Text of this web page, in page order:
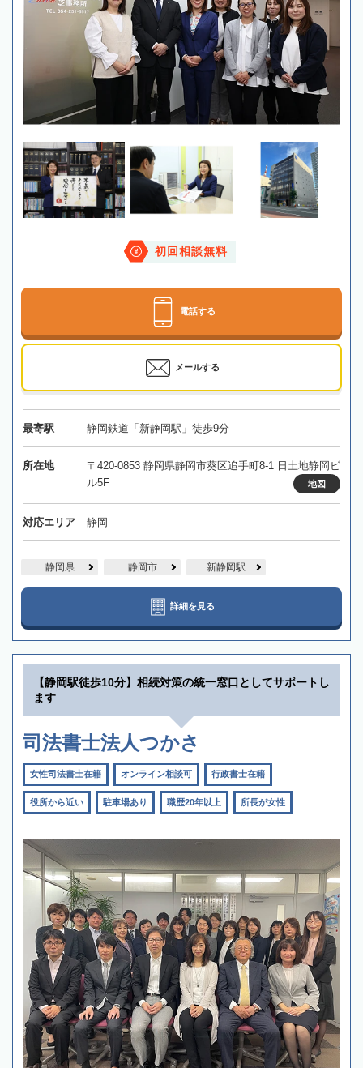
初回相談無料
電話する
メールする
最寄駅 静岡鉄道「新静岡駅」徒歩9分
所在地
〒420-0853 静岡県静岡市葵区追手町8-1 日土地静岡ビ
ル5F
地図
対応エリア 静岡
静岡県 静岡市 新静岡駅
詳細を見る
【静岡駅徒歩10分】相続対策の統一窓口としてサポートし
ます
司法書士法人つかさ
女性司法書士在籍 オンライン相談可 行政書士在籍
役所から近い 駐車場あり 職歴20年以上 所長が女性